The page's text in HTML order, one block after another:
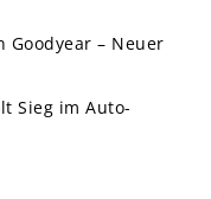
Goodyear – Neuer
Sieg im Auto-